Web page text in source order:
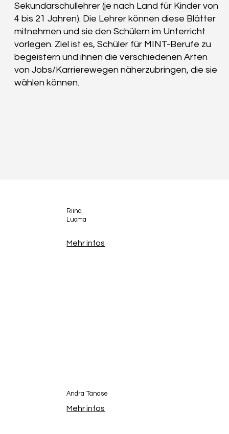
Sekundarschullehrer (je nach Land für Kinder von
4 bis 21 Jahren). Die Lehrer können diese Blätter
mitnehmen und sie den Schülern im Unterricht
vorlegen. Ziel ist es, Schüler für MINT-Berufe zu
begeistern und ihnen die verschiedenen Arten
von Jobs/Karrierewegen näherzubringen, die sie
wählen können.
Riina
Luoma
Mehr infos
Andra Tanase
Mehr infos